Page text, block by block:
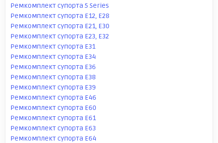
Ремкомплект супорта 5 Series
Ремкомплект супорта E12, E28
Ремкомплект супорта E21, E30
Ремкомплект супорта E23, E32
Ремкомплект супорта E31
Ремкомплект супорта E34
Ремкомплект супорта E36
Ремкомплект супорта E38
Ремкомплект супорта E39
Ремкомплект супорта E46
Ремкомплект супорта E60
Ремкомплект супорта E61
Ремкомплект супорта E63
Ремкомплект супорта E64